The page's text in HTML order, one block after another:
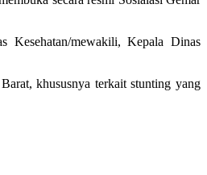
mewakili, Kepala Dinas
khususnya terkait stunting yang